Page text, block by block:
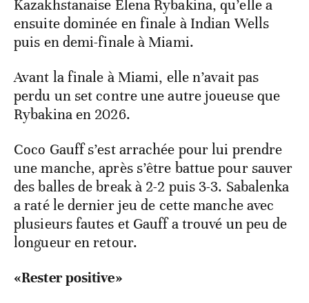
Kazakhstanaise Elena Rybakina, qu’elle a
ensuite dominée en finale à Indian Wells
puis en demi-finale à Miami.
Avant la finale à Miami, elle n’avait pas
perdu un set contre une autre joueuse que
Rybakina en 2026.
Coco Gauff s’est arrachée pour lui prendre
une manche, après s’être battue pour sauver
des balles de break à 2-2 puis 3-3. Sabalenka
a raté le dernier jeu de cette manche avec
plusieurs fautes et Gauff a trouvé un peu de
longueur en retour.
«Rester positive»